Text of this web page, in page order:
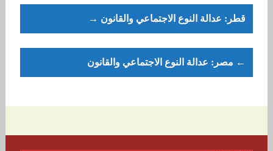
Post
navigation
قطر: عدالة النوع الاجتماعي والقانون →
← مصر: عدالة النوع الاجتماعي والقانون